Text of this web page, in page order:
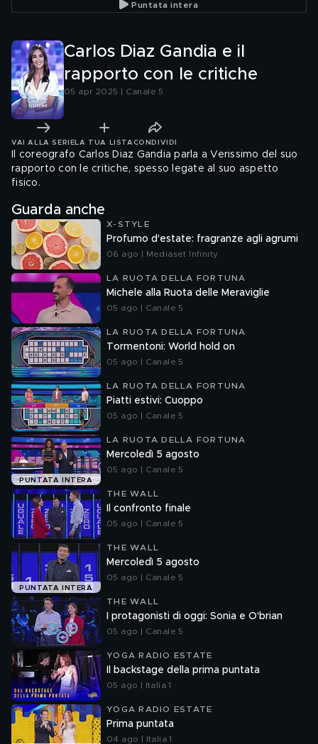
Puntata intera
Carlos Diaz Gandia e il
rapporto con le critiche
05 apr 2025 | Canale 5
VAI ALLA SERIE LA TUA LISTA CONDIVIDI
Il coreografo Carlos Diaz Gandia parla a Verissimo del suo
rapporto con le critiche, spesso legate al suo aspetto
fisico.
Guarda anche
X-STYLE
Profumo d'estate: fragranze agli agrumi
06 ago | Mediaset Infinity
LA RUOTA DELLA FORTUNA
Michele alla Ruota delle Meraviglie
05 ago | Canale 5
LA RUOTA DELLA FORTUNA
Tormentoni: World hold on
05 ago | Canale 5
LA RUOTA DELLA FORTUNA
Piatti estivi: Cuoppo
05 ago | Canale 5
PUNTATA INTERA
LA RUOTA DELLA FORTUNA
Mercoledì 5 agosto
05 ago | Canale 5
THE WALL
Il confronto finale
05 ago | Canale 5
PUNTATA INTERA
THE WALL
Mercoledì 5 agosto
05 ago | Canale 5
THE WALL
I protagonisti di oggi: Sonia e O'brian
05 ago | Canale 5
YOGA RADIO ESTATE
Il backstage della prima puntata
05 ago | Italia 1
YOGA RADIO ESTATE
Prima puntata
04 ago | Italia 1